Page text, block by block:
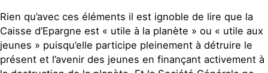
Rien qu’avec ces éléments il est ignoble de lire que la
Caisse d’Epargne est « utile à la planète » ou « utile aux
jeunes » puisqu’elle participe pleinement à détruire le
présent et l’avenir des jeunes en finançant activement à